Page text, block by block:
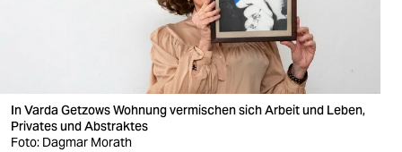
verlag
veranstaltungen
In Varda Getzows Wohnung vermischen sich Arbeit und Leben,
Privates und Abstraktes
Foto: Dagmar Morath